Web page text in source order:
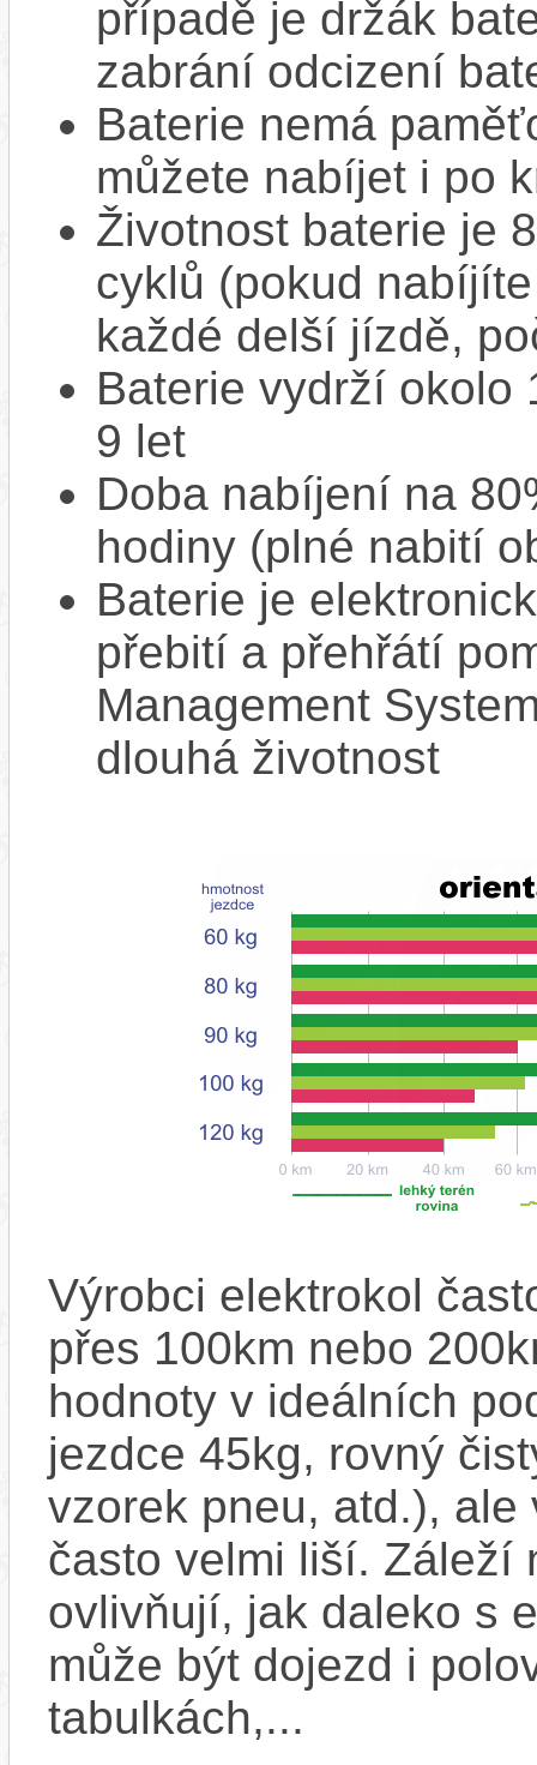
případě je držák
zabrání odcizení
Baterie nemá
můžete nabíjet i po
Životnost baterie je
cyklů (pokud
každé delší jízdě,
Baterie vydrží okolo
9 let
Doba nabíjení na
hodiny (plné nabití
Baterie je
přebití a přehřátí
Management
dlouhá životnost
Výrobci elektrokol
přes 100km nebo
hodnoty v ideálních
jezdce 45kg, rovný
vzorek pneu, atd.),
často velmi liší. Záleží
ovlivňují, jak daleko s
může být dojezd i
tabulkách,...